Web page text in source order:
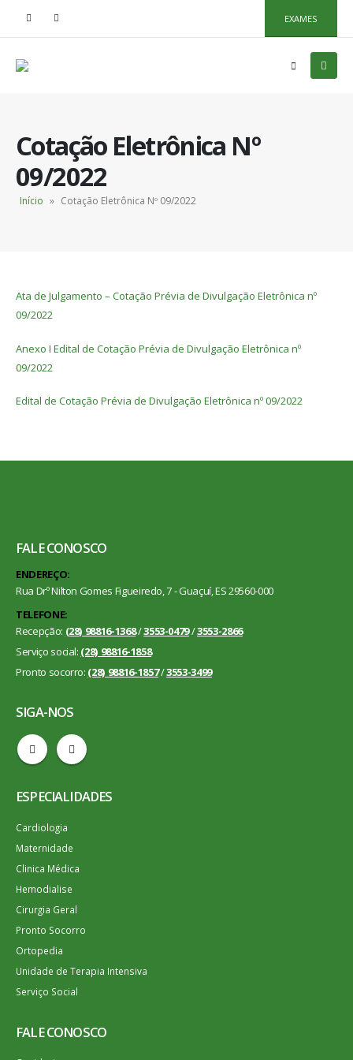
EXAMES
Cotação Eletrônica Nº
09/2022
Início » Cotação Eletrônica Nº 09/2022
Ata de Julgamento – Cotação Prévia de Divulgação Eletrônica nº
09/2022
Anexo I Edital de Cotação Prévia de Divulgação Eletrônica nº
09/2022
Edital de Cotação Prévia de Divulgação Eletrônica nº 09/2022
FALE CONOSCO
ENDEREÇO:
Rua Drº Nilton Gomes Figueiredo, 7 - Guaçuí, ES 29560-000
TELEFONE:
Recepção: (28) 98816-1368/3553-0479/3553-2866
Serviço social: (28) 98816-1858
Pronto socorro: (28) 98816-1857/3553-3499
SIGA-NOS
ESPECIALIDADES
Cardiologia
Maternidade
Clinica Médica
Hemodialise
Cirurgia Geral
Pronto Socorro
Ortopedia
Unidade de Terapia Intensiva
Serviço Social
FALE CONOSCO